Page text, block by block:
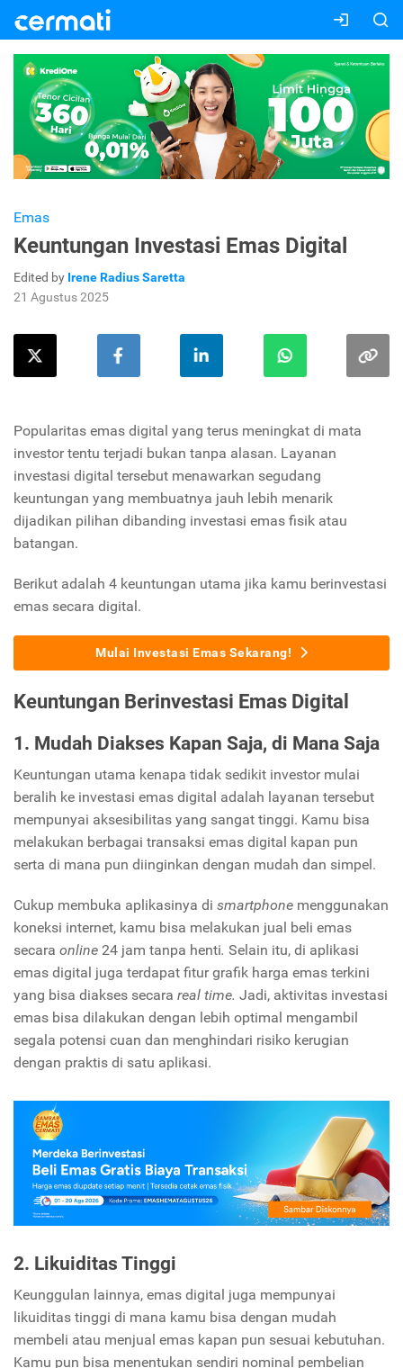
Emas
Keuntungan Investasi Emas Digital
Edited by Irene Radius Saretta
21 Agustus 2025
Popularitas emas digital yang terus meningkat di mata
investor tentu terjadi bukan tanpa alasan. Layanan
investasi digital tersebut menawarkan segudang
keuntungan yang membuatnya jauh lebih menarik
dijadikan pilihan dibanding investasi emas fisik atau
batangan.
Berikut adalah 4 keuntungan utama jika kamu berinvestasi
emas secara digital.
Mulai Investasi Emas Sekarang!
Keuntungan Berinvestasi Emas Digital
1. Mudah Diakses Kapan Saja, di Mana Saja
Keuntungan utama kenapa tidak sedikit investor mulai
beralih ke investasi emas digital adalah layanan tersebut
mempunyai aksesibilitas yang sangat tinggi. Kamu bisa
melakukan berbagai transaksi emas digital kapan pun
serta di mana pun diinginkan dengan mudah dan simpel.
Cukup membuka aplikasinya di smartphone menggunakan
koneksi internet, kamu bisa melakukan jual beli emas
secara online 24 jam tanpa henti. Selain itu, di aplikasi
emas digital juga terdapat fitur grafik harga emas terkini
yang bisa diakses secara real time. Jadi, aktivitas investasi
emas bisa dilakukan dengan lebih optimal mengambil
segala potensi cuan dan menghindari risiko kerugian
dengan praktis di satu aplikasi.
2. Likuiditas Tinggi
Keunggulan lainnya, emas digital juga mempunyai
likuiditas tinggi di mana kamu bisa dengan mudah
membeli atau menjual emas kapan pun sesuai kebutuhan.
Kamu pun bisa menentukan sendiri nominal pembelian